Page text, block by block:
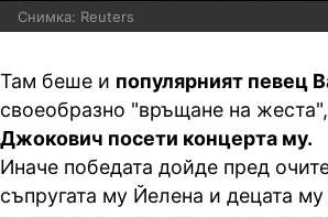
Снимка: Reuters
Там беше и популярният певец
своеобразно "връщане на
Джокович посети концерта му.
Иначе победата дойде пред
съпругата му Йелена и децата